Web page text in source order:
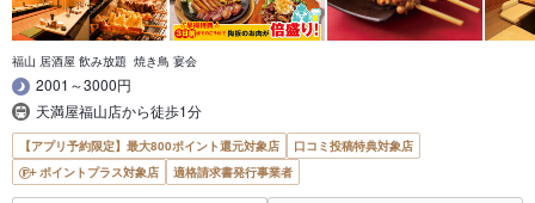
福山 居酒屋 飲み放題 焼き鳥 宴会
2001～3000円
天満屋福山店から徒歩1分
【アプリ予約限定】最大800ポイント還元対象店
口コミ投稿特典対象店
ポイントプラス対象店
適格請求書発行事業者